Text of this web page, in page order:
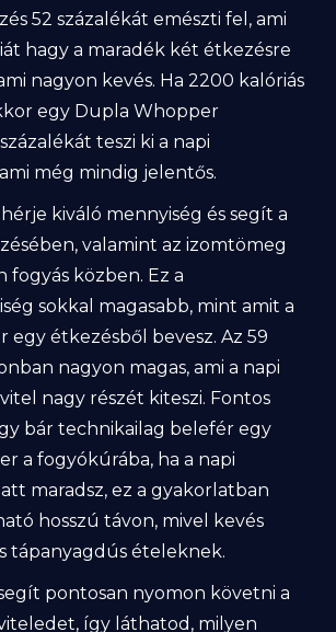
52 százalékát emészti fel, ami
hagy a maradék két étkezésre
nagyon kevés. Ha 2200 kalóriás
egy Dupla Whopper
teszi ki a napi
még mindig jelentős.
kiváló mennyiség és segít a
valamint az izomtömeg
fogyás közben. Ez a
sokkal magasabb, mint amit a
egy étkezésből bevesz. Az 59
nagyon magas, ami a napi
nagy részét kiteszi. Fontos
bár technikailag belefér egy
a fogyókúrába, ha a napi
maradsz, ez a gyakorlatban
hosszú távon, mivel kevés
tápanyagdús ételeknek.
pontosan nyomon követni a
így láthatod, milyen